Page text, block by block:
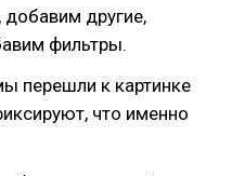
добавим другие,
фильтры.
перешли к картинке
что именно